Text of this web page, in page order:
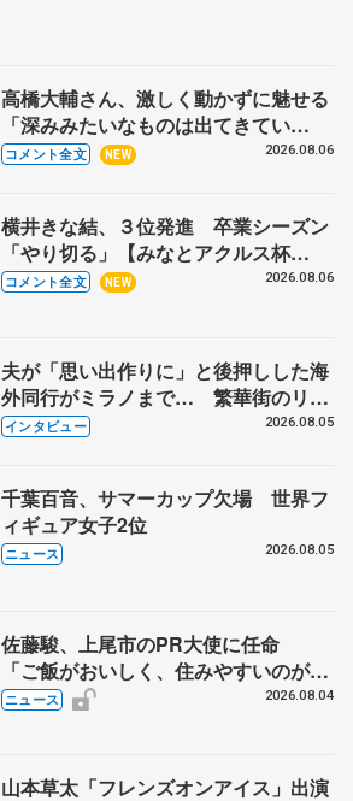
高橋大輔さん、激しく動かずに魅せる
「深みみたいなものは出てきてい
る？」 〝兄さん〟と慕うレジェンド
コメント全文 NEW 2026.08.06
横井きな結、３位発進 卒業シーズン
「やり切る」【みなとアクルス杯
SP】
コメント全文 NEW 2026.08.06
夫が「思い出作りに」と後押しした海
外同行がミラノまで… 繁華街のリン
クでは不良のお兄さんも味方に 小林
インタビュー 2026.08.05
千葉百音、サマーカップ欠場 世界フ
ィギュア女子2位
ニュース 2026.08.05
佐藤駿、上尾市のPR大使に任命
「ご飯がおいしく、住みやすいのが魅
力」
ニュース 2026.08.04
山本草太「フレンズオンアイス」出演